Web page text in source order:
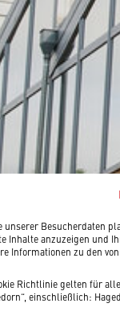
unserer Besucherdaten
Inhalte anzuzeigen und
Informationen zu den
Richtlinie gelten für
einschließlich: